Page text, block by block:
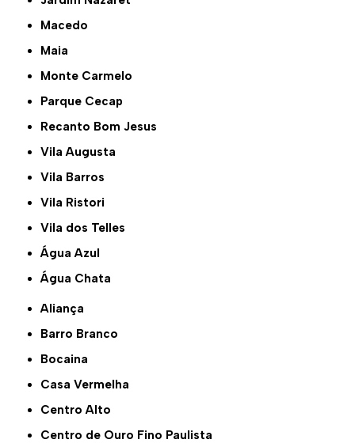
Macedo
Maia
Monte Carmelo
Parque Cecap
Recanto Bom Jesus
Vila Augusta
Vila Barros
Vila Ristori
Vila dos Telles
Água Azul
Água Chata
Aliança
Barro Branco
Bocaina
Casa Vermelha
Centro Alto
Centro de Ouro Fino Paulista